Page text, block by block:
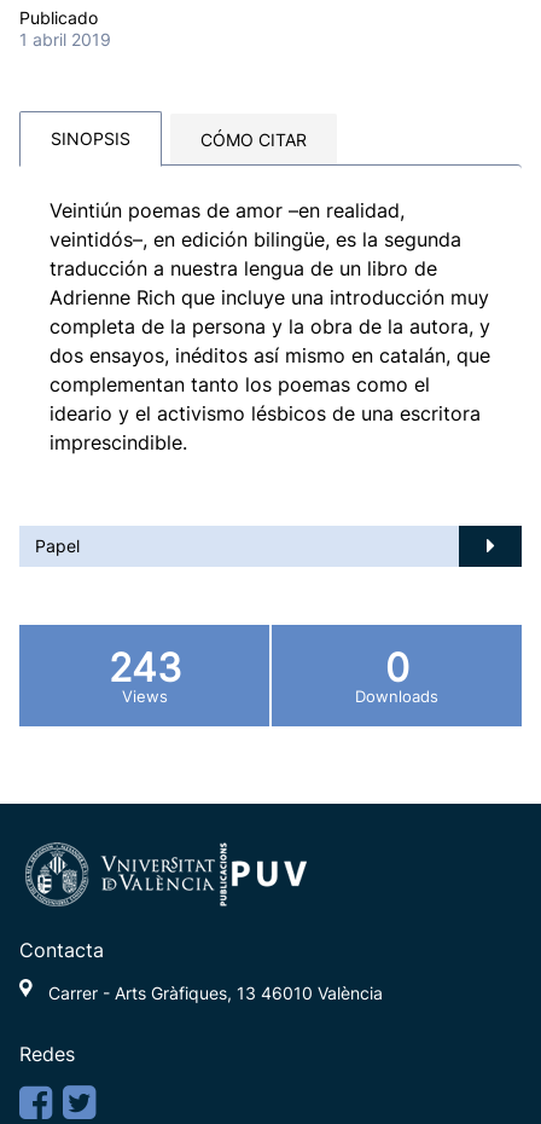
Publicado
1 abril 2019
SINOPSIS CÓMO CITAR
Veintiún poemas de amor –en realidad,
veintidós–, en edición bilingüe, es la segunda
traducción a nuestra lengua de un libro de
Adrienne Rich que incluye una introducción muy
completa de la persona y la obra de la autora, y
dos ensayos, inéditos así mismo en catalán, que
complementan tanto los poemas como el
ideario y el activismo lésbicos de una escritora
imprescindible.
Papel
243
Views
0
Downloads
Contacta
Carrer - Arts Gràfiques, 13 46010 València
Redes